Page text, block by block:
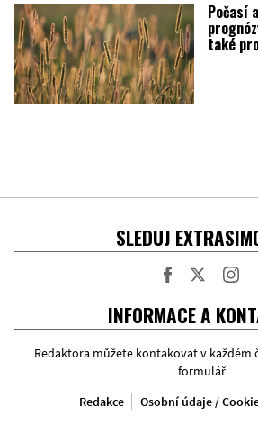
Počasí
také
SLEDUJ
INFORMACE A
Redaktora můžete kontakovat v každém
formulář
Redakce
Osobní údaje /